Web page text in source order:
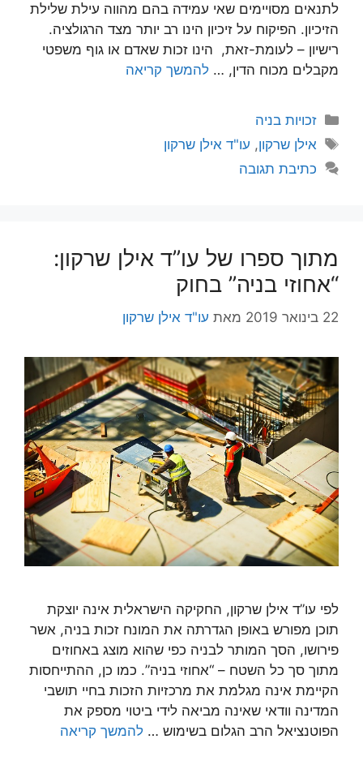
לתנאים מסויימים שאי עמידה בהם מהווה עילת שלילת
הזיכיון. הפיקוח על זיכיון הינו רב יותר מצד הרגולציה.
רישיון – לעומת-זאת, הינו זכות שאדם או גוף משפטי
מקבלים מכוח הדין, … להמשך קריאה
קטגוריות
זכויות בניה
תגיות
אילן שרקון, עו"ד אילן שרקון
כתיבת תגובה
מתוך ספרו של עו”ד אילן שרקון:
“אחוזי בניה” בחוק
22 בינואר 2019 מאת עו"ד אילן שרקון
לפי עו”ד אילן שרקון, החקיקה הישראלית אינה יוצקת
תוכן מפורש באופן הגדרתה את המונח זכות בניה, אשר
פירושו, הסך המותר לבניה כפי שהוא מוצג באחוזים
מתוך סך כל השטח – “אחוזי בניה”. כמו כן, ההתייחסות
הקיימת אינה מגלמת את מרכזיות הזכות בחיי תושבי
המדינה וודאי שאינה מביאה לידי ביטוי מספק את
הפוטנציאל הרב הגלום בשימוש … להמשך קריאה